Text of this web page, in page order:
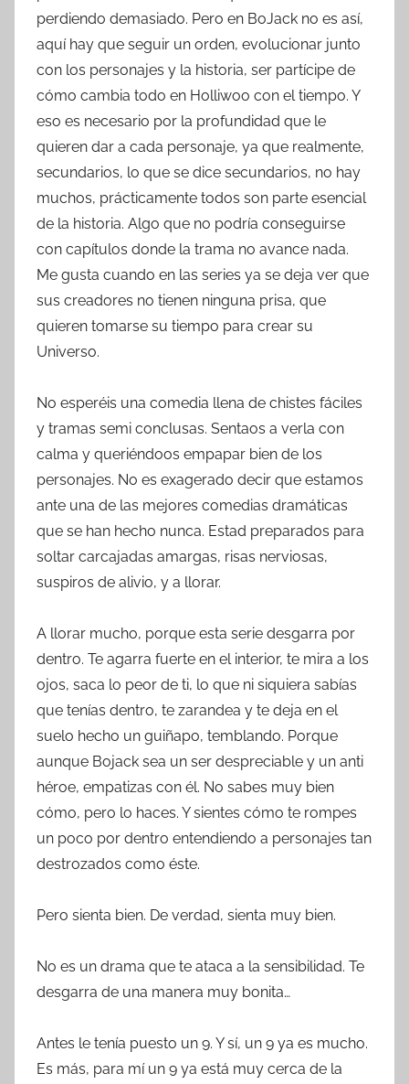
perdiendo demasiado. Pero en BoJack no es así,
aquí hay que seguir un orden, evolucionar junto
con los personajes y la historia, ser partícipe de
cómo cambia todo en Holliwoo con el tiempo. Y
eso es necesario por la profundidad que le
quieren dar a cada personaje, ya que realmente,
secundarios, lo que se dice secundarios, no hay
muchos, prácticamente todos son parte esencial
de la historia. Algo que no podría conseguirse
con capítulos donde la trama no avance nada.
Me gusta cuando en las series ya se deja ver que
sus creadores no tienen ninguna prisa, que
quieren tomarse su tiempo para crear su
Universo.
No esperéis una comedia llena de chistes fáciles
y tramas semi conclusas. Sentaos a verla con
calma y queriéndoos empapar bien de los
personajes. No es exagerado decir que estamos
ante una de las mejores comedias dramáticas
que se han hecho nunca. Estad preparados para
soltar carcajadas amargas, risas nerviosas,
suspiros de alivio, y a llorar.
A llorar mucho, porque esta serie desgarra por
dentro. Te agarra fuerte en el interior, te mira a los
ojos, saca lo peor de ti, lo que ni siquiera sabías
que tenías dentro, te zarandea y te deja en el
suelo hecho un guiñapo, temblando. Porque
aunque Bojack sea un ser despreciable y un anti
héroe, empatizas con él. No sabes muy bien
cómo, pero lo haces. Y sientes cómo te rompes
un poco por dentro entendiendo a personajes tan
destrozados como éste.
Pero sienta bien. De verdad, sienta muy bien.
No es un drama que te ataca a la sensibilidad. Te
desgarra de una manera muy bonita…
Antes le tenía puesto un 9. Y sí, un 9 ya es mucho.
Es más, para mí un 9 ya está muy cerca de la